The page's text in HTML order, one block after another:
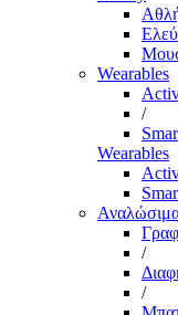
Wearables
/
Wearables
/
/